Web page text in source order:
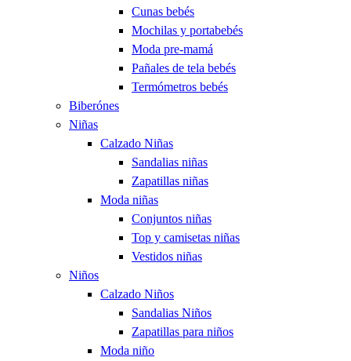
Cunas bebés
Mochilas y portabebés
Moda pre-mamá
Pañales de tela bebés
Termómetros bebés
Biberónes
Niñas
Calzado Niñas
Sandalias niñas
Zapatillas niñas
Moda niñas
Conjuntos niñas
Top y camisetas niñas
Vestidos niñas
Niños
Calzado Niños
Sandalias Niños
Zapatillas para niños
Moda niño